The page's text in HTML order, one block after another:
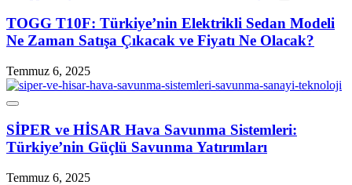
TOGG T10F: Türkiye’nin Elektrikli Sedan Modeli
Ne Zaman Satışa Çıkacak ve Fiyatı Ne Olacak?
Temmuz 6, 2025
SİPER ve HİSAR Hava Savunma Sistemleri:
Türkiye’nin Güçlü Savunma Yatırımları
Temmuz 6, 2025